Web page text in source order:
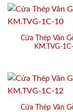
Cửa Thép Vân
KM.TVG-
Cửa Thép Vân